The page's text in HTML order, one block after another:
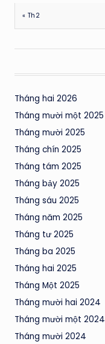
« Th2
Tháng hai 2026
Tháng mười một 2025
Tháng mười 2025
Tháng chín 2025
Tháng tám 2025
Tháng bảy 2025
Tháng sáu 2025
Tháng năm 2025
Tháng tư 2025
Tháng ba 2025
Tháng hai 2025
Tháng Một 2025
Tháng mười hai 2024
Tháng mười một 2024
Tháng mười 2024